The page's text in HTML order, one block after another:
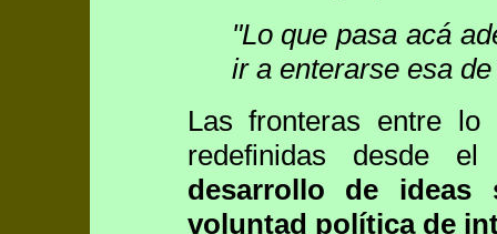
"Lo que pasa acá
ir a enterarse esa
Las fronteras entre
redefinidas desde
desarrollo de
voluntad política de